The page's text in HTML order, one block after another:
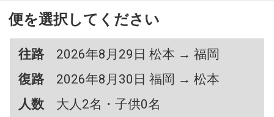
便を選択してください
往路
2026年8月29日 松本 → 福岡
復路
2026年8月30日 福岡 → 松本
人数
大人2名・子供0名